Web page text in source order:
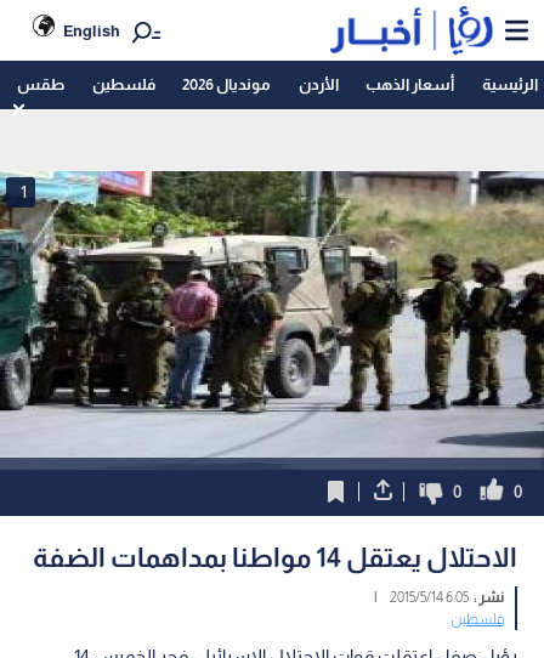
English
الرئيسية أسعار الذهب الأردن مونديال 2026 فلسطين طقس
1
0
0
الاحتلال يعتقل 14 مواطنا بمداهمات الضفة
نشر :6:05 2015/5/14
|
فلسطين